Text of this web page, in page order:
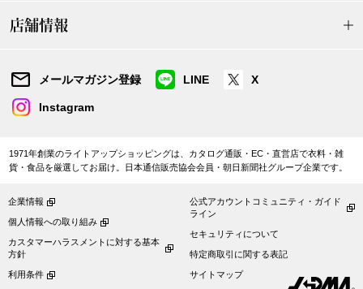
BOGARD 最新号はこちら
ショート･クロ
ルームウェア
アンダーウェア
店舗情報
メールマガジン登録 LINE X
Instagram
1971年創業のライトアップショッピングは、カタログ通販・EC・直営店で衣料・雑
貨・食品を厳選してお届け。日本通信販売協会会員・朝日新聞社グループ企業です。
企業情報
個人情報への取り組み
カスタマーハラスメントに対する基本
方針
利用条件
公式アカウントコミュニティ・ガイド
ライン
セキュリティについて
特定商取引に関する表記
サイトマップ